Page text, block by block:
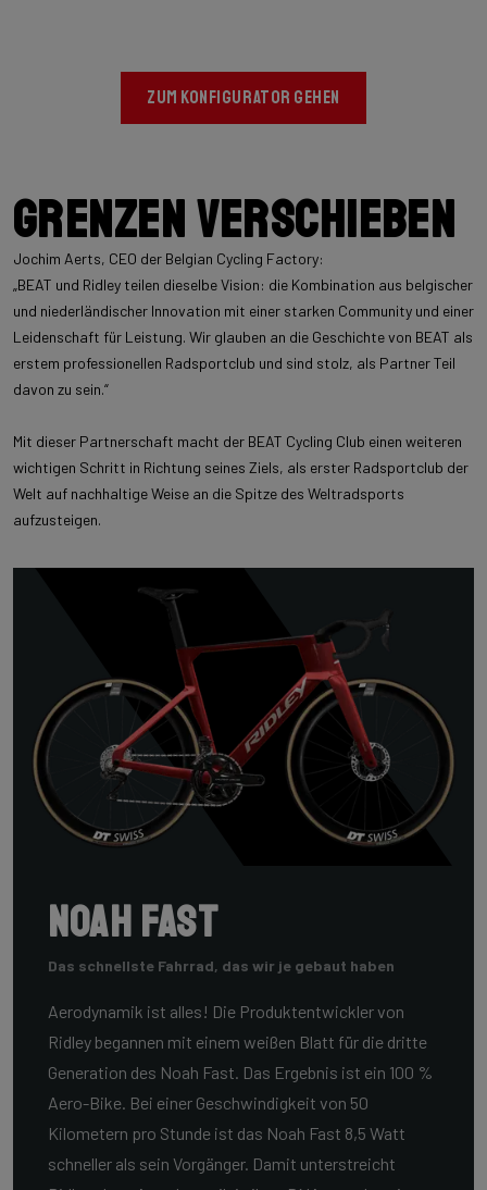
ZUM KONFIGURATOR GEHEN
Grenzen verschieben
Jochim Aerts, CEO der Belgian Cycling Factory:
„BEAT und Ridley teilen dieselbe Vision: die Kombination aus belgischer
und niederländischer Innovation mit einer starken Community und einer
Leidenschaft für Leistung. Wir glauben an die Geschichte von BEAT als
erstem professionellen Radsportclub und sind stolz, als Partner Teil
davon zu sein.“
Mit dieser Partnerschaft macht der BEAT Cycling Club einen weiteren
wichtigen Schritt in Richtung seines Ziels, als erster Radsportclub der
Welt auf nachhaltige Weise an die Spitze des Weltradsports
aufzusteigen.
Noah Fast
Das schnellste Fahrrad, das wir je gebaut haben
Aerodynamik ist alles! Die Produktentwickler von
Ridley begannen mit einem weißen Blatt für die dritte
Generation des Noah Fast. Das Ergebnis ist ein 100 %
Aero-Bike. Bei einer Geschwindigkeit von 50
Kilometern pro Stunde ist das Noah Fast 8,5 Watt
schneller als sein Vorgänger. Damit unterstreicht